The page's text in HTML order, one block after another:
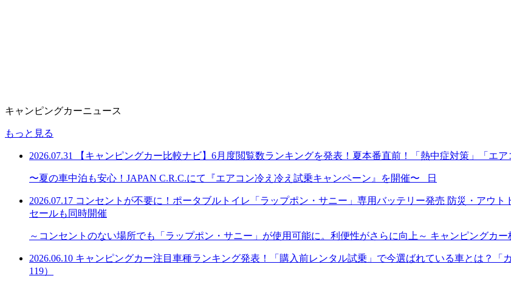
キャンピングカーニュース
もっと見る
2026.07.31 【キャンピングカー比較ナビ】6月度閲覧数ランキングを発表！夏本番直前！「熱中症対策」「エ
〜夏の車中泊も安心！JAPAN C.R.C.にて『エアコン冷え冷え試乗キャンペーン』を開催〜 日
2026.07.17 コンセントが不要に！ポータブルトイレ「ラップポン・サニー」専用バッテリー発売 防災・アウ
セールも同時開催
～コンセントのない場所でも「ラップポン・サニー」が使用可能に。利便性がさらに向上～ キャンピングカー
2026.06.10 キャンピングカー注目車種ランキング発表！「購入前レンタル試乗」で今選ばれている車とは？「
119）